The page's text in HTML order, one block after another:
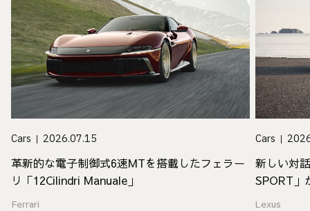
Cars 2026.07.15
革新的な電子制御式6速MTを搭載したフェラー
リ「12Cilindri Manuale」
Ferrari
Cars
新しい対
SPORT」
Lexus